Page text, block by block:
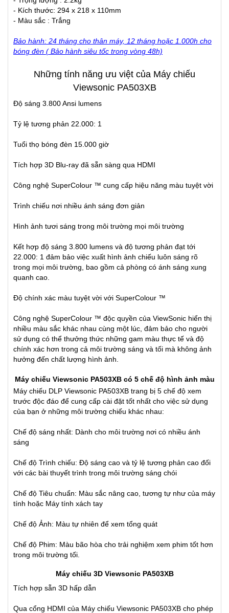
- Kích thước: 294 x 218 x 110mm
- Màu sắc : Trắng
Bảo hành: 24 tháng cho thân máy, 12 tháng hoặc 1.000h cho
bóng đèn ( Bảo hành siêu tốc trong vòng 48h)
Những tính năng ưu việt của Máy chiếu
Viewsonic PA503XB
Độ sáng 3.800 Ansi lumens
Tỷ lệ tương phản 22.000: 1
Tuổi thọ bóng đèn 15.000 giờ
Tích hợp 3D Blu-ray đã sẵn sàng qua HDMI
Công nghệ SuperColour ™ cung cấp hiệu năng màu tuyệt vời
Trình chiếu nơi nhiều ánh sáng đơn giản
Hình ảnh tươi sáng trong môi trường mọi môi trường
Kết hợp độ sáng 3.800 lumens và độ tương phản đạt tới
22.000: 1 đảm bảo việc xuất hình ảnh chiếu luôn sáng rõ
trong mọi môi trường, bao gồm cả phòng có ánh sáng xung
quanh cao.
Độ chính xác màu tuyệt vời với SuperColour ™
Công nghệ SuperColour ™ độc quyền của ViewSonic hiển thị
nhiều màu sắc khác nhau cùng một lúc, đảm bảo cho người
sử dụng có thể thưởng thức những gam màu thực tế và độ
chính xác hơn trong cả môi trường sáng và tối mà không ảnh
hưởng đến chất lượng hình ảnh.
Máy chiếu Viewsonic PA503XB có 5 chế độ hình ảnh màu
Máy chiếu DLP Viewsonic PA503XB trang bị 5 chế độ xem
trước độc đáo để cung cấp cài đặt tốt nhất cho việc sử dụng
của bạn ở những môi trường chiếu khác nhau:
Chế độ sáng nhất: Dành cho môi trường nơi có nhiều ánh
sáng
Chế độ Trình chiếu: Độ sáng cao và tỷ lệ tương phản cao đối
với các bài thuyết trình trong môi trường sáng chói
Chế độ Tiêu chuẩn: Màu sắc nâng cao, tương tự như của máy
tính hoặc Máy tính xách tay
Chế độ Ảnh: Màu tự nhiên để xem tổng quát
Chế độ Phim: Màu bão hòa cho trải nghiệm xem phim tốt hơn
trong môi trường tối.
Máy chiếu 3D Viewsonic PA503XB
Tích hợp sẵn 3D hấp dẫn
Qua cổng HDMI của Máy chiếu Viewsonic PA503XB cho phép